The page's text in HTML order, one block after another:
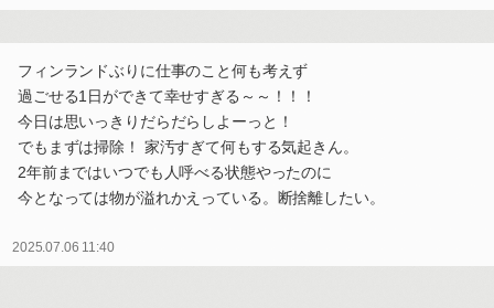
フィンランドぶりに仕事のこと何も考えず
過ごせる1日ができて幸せすぎる～～！！！
今日は思いっきりだらだらしよーっと！
でもまずは掃除！ 家汚すぎて何もする気起きん。
2年前まではいつでも人呼べる状態やったのに
今となっては物が溢れかえっている。断捨離したい。
2025.07.06 11:40